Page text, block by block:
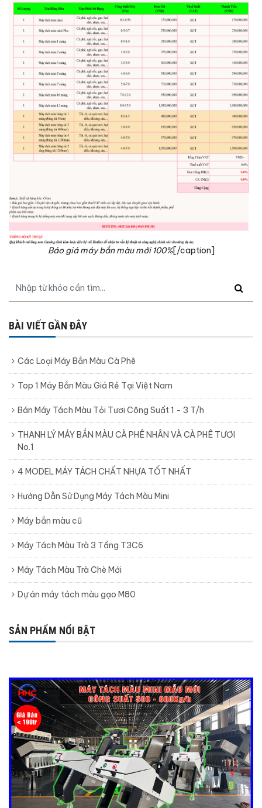
Báo giá máy bắn màu mới 100%[/caption]
BÀI VIẾT GẦN ĐÂY
Các Loại Máy Bắn Màu Cà Phê
Top 1 Máy Bắn Màu Giá Rẻ Tại Việt Nam
Bán Máy Tách Màu Tỏi Tươi Công Suất 1 - 3 T/h
THANH LÝ MÁY BẮN MÀU CÀ PHÊ NHÂN VÀ CÀ PHÊ TƯƠI
No.1
4 MODEL MÁY TÁCH CHẤT NHỰA TỐT NHẤT
Hướng Dẫn Sử Dụng Máy Tách Màu Mini
Máy bắn màu cũ
Máy Tách Màu Trà 3 Tầng T3C6
Máy Tách Màu Trà Chè Mới
Dự án máy tách màu gạo M80
SẢN PHẨM NỔI BẬT